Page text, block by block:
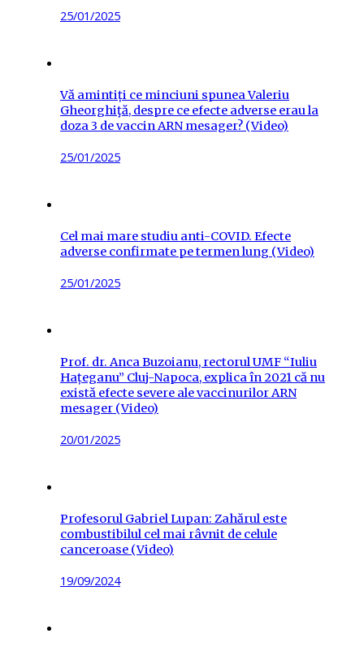
Posted
25/01/2025
Vă amintiți ce minciuni spunea Valeriu
Gheorghiţă, despre ce efecte adverse erau la
doza 3 de vaccin ARN mesager? (Video)
Posted
25/01/2025
Cel mai mare studiu anti-COVID. Efecte
adverse confirmate pe termen lung (Video)
Posted
25/01/2025
Prof. dr. Anca Buzoianu, rectorul UMF “Iuliu
Hațeganu” Cluj-Napoca, explica în 2021 că nu
există efecte severe ale vaccinurilor ARN
mesager (Video)
Posted
20/01/2025
Profesorul Gabriel Lupan: Zahărul este
combustibilul cel mai râvnit de celule
canceroase (Video)
Posted
19/09/2024